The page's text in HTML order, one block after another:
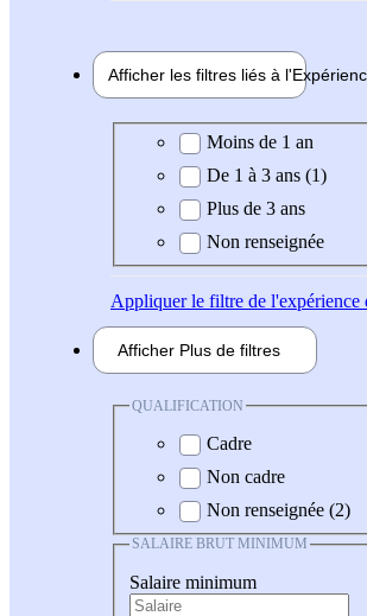
Afficher les filtres liés à l'
Expérience demandée
Moins de 1 an
De 1 à 3 ans (1)
Plus de 3 ans
Non renseignée
Appliquerle filtre de l'expérience
Afficher Plus de filtres
QUALIFICATION
Cadre
Non cadre
Non renseignée (2)
SALAIRE BRUT MINIMUM
Salaire minimum